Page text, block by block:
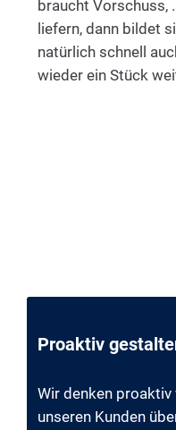
braucht Vorschuss,
liefern, dann bildet
natürlich schnell
wieder ein Stück
Proaktiv
Wir denken
unseren Kunden